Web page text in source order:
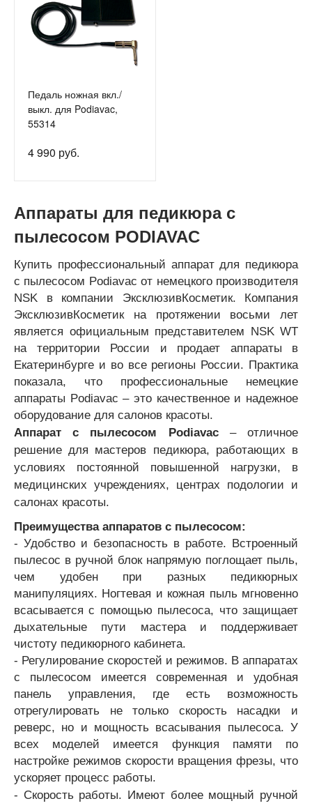
Педаль ножная вкл./
выкл. для Podiavac,
55314
4 990 руб.
Аппараты для педикюра с
пылесосом PODIAVAC
Купить профессиональный аппарат для педикюра
с пылесосом Podiavac от немецкого производителя
NSK в компании ЭксклюзивКосметик. Компания
ЭксклюзивКосметик на протяжении восьми лет
является официальным представителем NSK WT
на территории России и продает аппараты в
Екатеринбурге и во все регионы России. Практика
показала, что профессиональные немецкие
аппараты Podiavac – это качественное и надежное
оборудование для салонов красоты.
Аппарат с пылесосом Podiavac– отличное
решение для мастеров педикюра, работающих в
условиях постоянной повышенной нагрузки, в
медицинских учреждениях, центрах подологии и
салонах красоты.
Преимущества аппаратов с пылесосом:
- Удобство и безопасность в работе. Встроенный
пылесос в ручной блок напрямую поглощает пыль,
чем удобен при разных педикюрных
манипуляциях. Ногтевая и кожная пыль мгновенно
всасывается с помощью пылесоса, что защищает
дыхательные пути мастера и поддерживает
чистоту педикюрного кабинета.
- Регулирование скоростей и режимов. В аппаратах
с пылесосом имеется современная и удобная
панель управления, где есть возможность
отрегулировать не только скорость насадки и
реверс, но и мощность всасывания пылесоса. У
всех моделей имеется функция памяти по
настройке режимов скорости вращения фрезы, что
ускоряет процесс работы.
- Скорость работы. Имеют более мощный ручной